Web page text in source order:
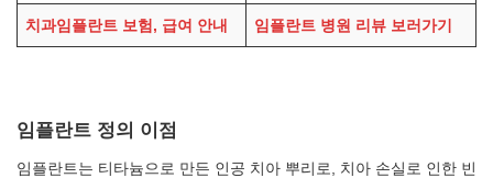
치과임플란트 보험, 급여 안내 임플란트 병원 리뷰 보러가기
임플란트 정의 이점
임플란트는 티타늄으로 만든 인공 치아 뿌리로, 치아 손실로 인한 빈